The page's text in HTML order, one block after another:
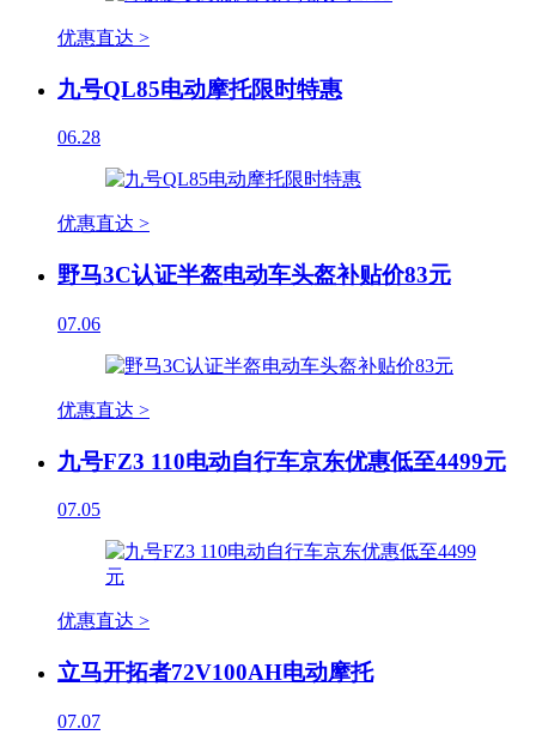
优惠直达 >
九号QL85电动摩托限时特惠
06.28
优惠直达 >
野马3C认证半盔电动车头盔补贴价83元
07.06
优惠直达 >
九号FZ3 110电动自行车京东优惠低至4499元
07.05
优惠直达 >
立马开拓者72V100AH电动摩托
07.07